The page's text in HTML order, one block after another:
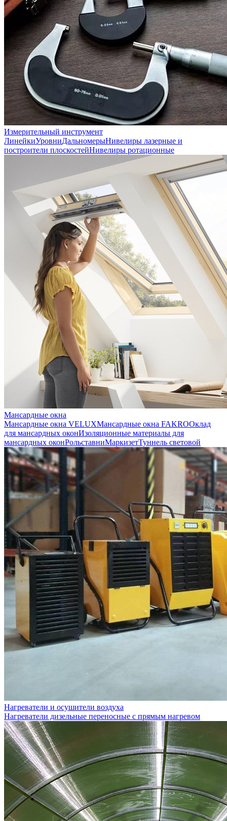
Измерительный инструмент
ЛинейкиУровниДальномерыНивелиры лазерные и
построители плоскостейНивелиры ротационные
Мансардные окна
Мансардные окна VELUXМансардные окна FAKROОклад
для мансардных оконИзоляционные материалы для
мансардных оконРольставниМаркизетТуннель световой
Нагреватели и осушители воздуха
Нагреватели дизельные переносные с прямым нагревом